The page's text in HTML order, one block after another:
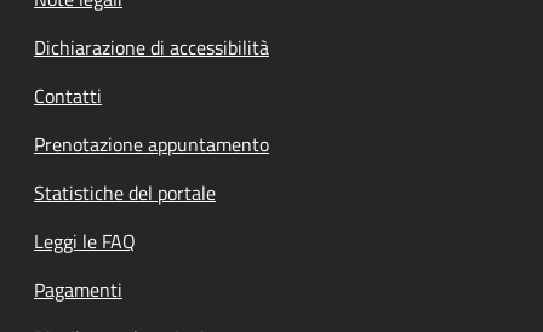
Dichiarazione di accessibilità
Contatti
Prenotazione appuntamento
Statistiche del portale
Leggi le FAQ
Pagamenti